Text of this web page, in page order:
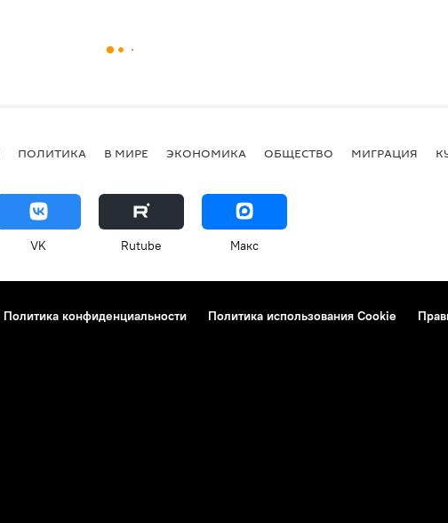
ПОЛИТИКА В МИРЕ ЭКОНОМИКА ОБЩЕСТВО МИГРАЦИЯ
VK Rutube Макс
Политика конфиденциальности Политика использования Cookie